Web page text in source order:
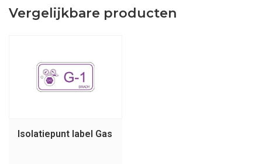
Vergelijkbare producten
Isolatiepunt label Gas